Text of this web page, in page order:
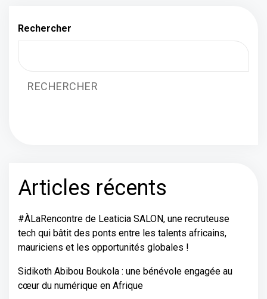
Rechercher
RECHERCHER
Articles récents
#ÀLaRencontre de Leaticia SALON, une recruteuse
tech qui bâtit des ponts entre les talents africains,
mauriciens et les opportunités globales !
Sidikoth Abibou Boukola : une bénévole engagée au
cœur du numérique en Afrique